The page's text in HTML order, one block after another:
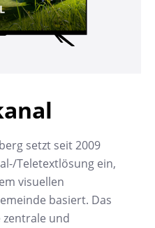
setzt seit 2009
Teletextlösung ein,
visuellen
basiert. Das
zentrale und